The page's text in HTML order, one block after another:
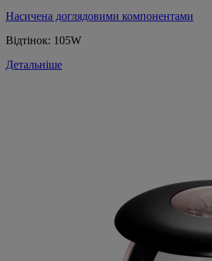
Насичена доглядовими компонентами
Відтінок: 105W
Детальніше